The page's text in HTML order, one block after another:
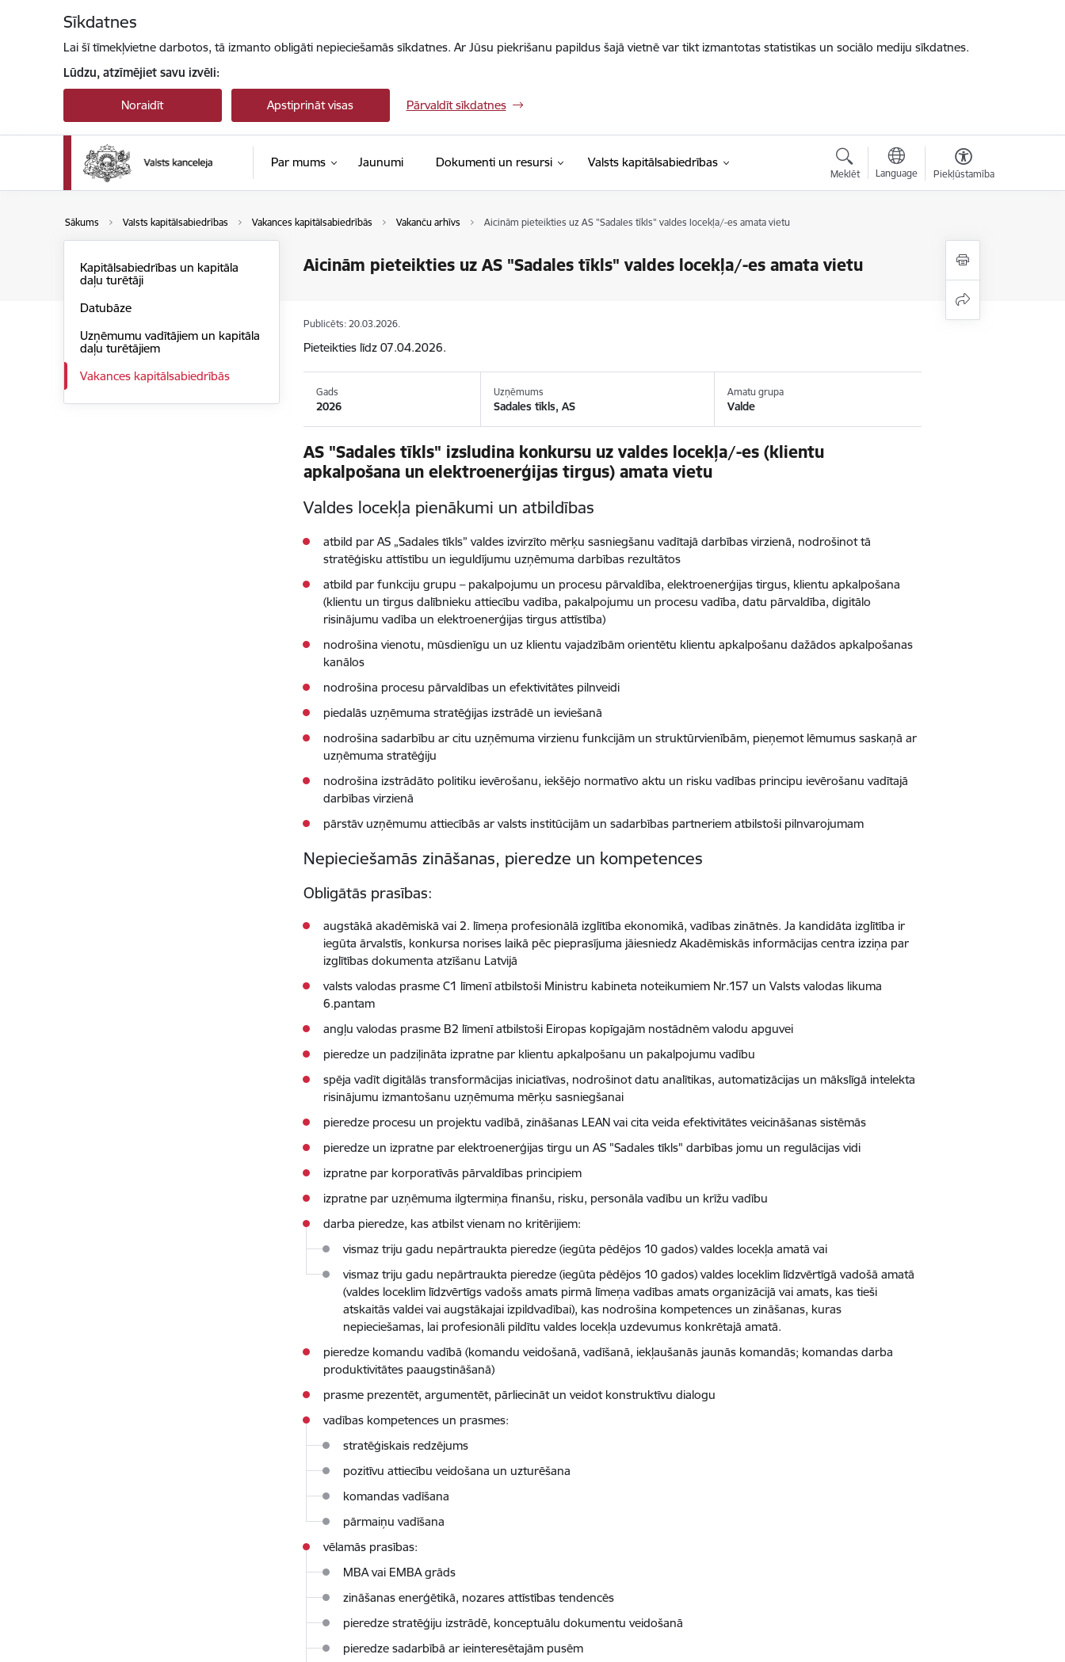
Sīkdatnes
Lai šī tīmekļvietne darbotos, tā izmanto obligāti nepieciešamās sīkdatnes. Ar Jūsu piekrišanu papildus šajā vietnē var tikt izmantotas statistikas un sociālo mediju sīkdatnes.
Lūdzu, atzīmējiet savu izvēli:
Noraidīt Apstiprināt visas Pārvaldīt sīkdatnes
Par mums Jaunumi Dokumenti un resursi Valsts kapitālsabiedrības
Meklēt Language Piekļūstamība
Sākums Valsts kapitālsabiedrības Vakances kapitālsabiedrībās Vakanču arhīvs Aicinām pieteikties uz AS "Sadales tīkls" valdes locekļa/-es amata vietu
Aicinām pieteikties uz AS "Sadales tīkls" valdes locekļa/-es amata vietu
Kapitālsabiedrības un kapitāla
daļu turētāji
Datubāze
Uzņēmumu vadītājiem un kapitāla
daļu turētājiem
Vakances kapitālsabiedrībās
Publicēts: 20.03.2026.
Pieteikties līdz 07.04.2026.
Gads
2026
Uzņēmums
Sadales tīkls, AS
Amatu grupa
Valde
AS "Sadales tīkls" izsludina konkursu uz valdes locekļa/-es (klientu
apkalpošana un elektroenerģijas tirgus) amata vietu
Valdes locekļa pienākumi un atbildības
atbild par AS „Sadales tīkls” valdes izvirzīto mērķu sasniegšanu vadītajā darbības virzienā, nodrošinot tā
stratēģisku attīstību un ieguldījumu uzņēmuma darbības rezultātos
atbild par funkciju grupu – pakalpojumu un procesu pārvaldība, elektroenerģijas tirgus, klientu apkalpošana
(klientu un tirgus dalībnieku attiecību vadība, pakalpojumu un procesu vadība, datu pārvaldība, digitālo
risinājumu vadība un elektroenerģijas tirgus attīstība)
nodrošina vienotu, mūsdienīgu un uz klientu vajadzībām orientētu klientu apkalpošanu dažādos apkalpošanas
kanālos
nodrošina procesu pārvaldības un efektivitātes pilnveidi
piedalās uzņēmuma stratēģijas izstrādē un ieviešanā
nodrošina sadarbību ar citu uzņēmuma virzienu funkcijām un struktūrvienībām, pieņemot lēmumus saskaņā ar
uzņēmuma stratēģiju
nodrošina izstrādāto politiku ievērošanu, iekšējo normatīvo aktu un risku vadības principu ievērošanu vadītajā
darbības virzienā
pārstāv uzņēmumu attiecībās ar valsts institūcijām un sadarbības partneriem atbilstoši pilnvarojumam
Nepieciešamās zināšanas, pieredze un kompetences
Obligātās prasības:
augstākā akadēmiskā vai 2. līmeņa profesionālā izglītība ekonomikā, vadības zinātnēs. Ja kandidāta izglītība ir
iegūta ārvalstīs, konkursa norises laikā pēc pieprasījuma jāiesniedz Akadēmiskās informācijas centra izziņa par
izglītības dokumenta atzīšanu Latvijā
valsts valodas prasme C1 līmenī atbilstoši Ministru kabineta noteikumiem Nr.157 un Valsts valodas likuma
6.pantam
angļu valodas prasme B2 līmenī atbilstoši Eiropas kopīgajām nostādnēm valodu apguvei
pieredze un padziļināta izpratne par klientu apkalpošanu un pakalpojumu vadību
spēja vadīt digitālās transformācijas iniciatīvas, nodrošinot datu analītikas, automatizācijas un mākslīgā intelekta
risinājumu izmantošanu uzņēmuma mērķu sasniegšanai
pieredze procesu un projektu vadībā, zināšanas LEAN vai cita veida efektivitātes veicināšanas sistēmās
pieredze un izpratne par elektroenerģijas tirgu un AS "Sadales tīkls" darbības jomu un regulācijas vidi
izpratne par korporatīvās pārvaldības principiem
izpratne par uzņēmuma ilgtermiņa finanšu, risku, personāla vadību un krīžu vadību
darba pieredze, kas atbilst vienam no kritērijiem:
vismaz triju gadu nepārtraukta pieredze (iegūta pēdējos 10 gados) valdes locekļa amatā vai
vismaz triju gadu nepārtraukta pieredze (iegūta pēdējos 10 gados) valdes loceklim līdzvērtīgā vadošā amatā
(valdes loceklim līdzvērtīgs vadošs amats pirmā līmeņa vadības amats organizācijā vai amats, kas tieši
atskaitās valdei vai augstākajai izpildvadībai), kas nodrošina kompetences un zināšanas, kuras
nepieciešamas, lai profesionāli pildītu valdes locekļa uzdevumus konkrētajā amatā.
pieredze komandu vadībā (komandu veidošanā, vadīšanā, iekļaušanās jaunās komandās; komandas darba
produktivitātes paaugstināšanā)
prasme prezentēt, argumentēt, pārliecināt un veidot konstruktīvu dialogu
vadības kompetences un prasmes:
stratēģiskais redzējums
pozitīvu attiecību veidošana un uzturēšana
komandas vadīšana
pārmaiņu vadīšana
vēlamās prasības:
MBA vai EMBA grāds
zināšanas enerģētikā, nozares attīstības tendencēs
pieredze stratēģiju izstrādē, konceptuālu dokumentu veidošanā
pieredze sadarbībā ar ieinteresētajām pusēm